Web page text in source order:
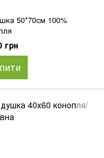
50*70см 100%
грн